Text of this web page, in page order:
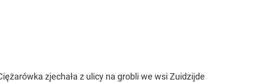
zjechała z ulicy na grobli we wsi Zuidzijde